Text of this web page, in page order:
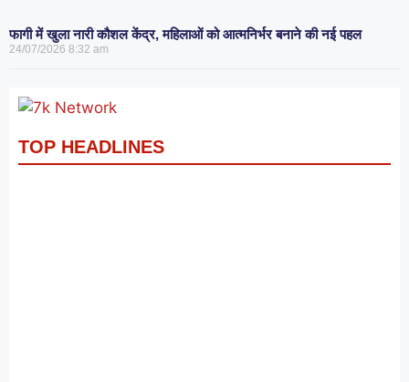
फागी में खुला नारी कौशल केंद्र, महिलाओं को आत्मनिर्भर बनाने की नई पहल
24/07/2026 8:32 am
TOP HEADLINES